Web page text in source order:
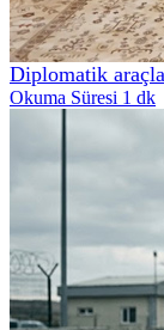
Diplomatik
Okuma Süresi 1 dk